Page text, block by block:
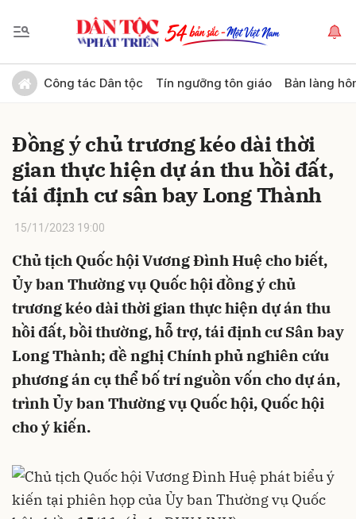
Công tác Dân tộc Tín ngưỡng tôn giáo Bản làng
Đồng ý chủ trương kéo dài thời
gian thực hiện dự án thu hồi đất,
tái định cư sân bay Long Thành
15/11/2023 19:00
Chủ tịch Quốc hội Vương Đình Huệ cho biết,
Ủy ban Thường vụ Quốc hội đồng ý chủ
trương kéo dài thời gian thực hiện dự án thu
hồi đất, bồi thường, hỗ trợ, tái định cư Sân bay
Long Thành; đề nghị Chính phủ nghiên cứu
phương án cụ thể bố trí nguồn vốn cho dự án,
trình Ủy ban Thường vụ Quốc hội, Quốc hội
cho ý kiến.
Gửi bình luận